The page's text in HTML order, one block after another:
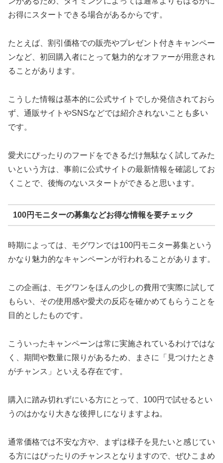
お得にスタートできる場合があるからです。
たとえば、割引価格での販売やプレゼント付きキャンペー
ンなど、初回購入者にとって魅力的なオファーが用意され
ることがあります。
こうした情報は基本的に公式サイトでしか発信されておら
ず、通販サイトやSNSなどでは紹介されないことも多い
です。
愛犬にぴったりのフードをできるだけ無駄なく試してみた
いという方は、事前に公式サイトの最新情報を確認してお
くことで、後悔のないスタートができると思います。
100円モニターの募集などお得な情報を要チェック
時期によっては、モグワンでは100円モニター募集という
かなり魅力的なキャンペーンが行われることがあります。
この企画は、モグワンをほんの少しの費用で実際に試して
もらい、その使用感や愛犬の反応を確かめてもらうことを
目的としたものです。
こういったキャンペーンは常に実施されているわけではな
く、期間や数量に限りがあるため、まさに「見つけたとき
がチャンス」といえる存在です。
購入に踏み切れずにいる方にとって、100円で試せるとい
うのはかなり大きな後押しになりますよね。
通常価格では不安な方や、まずは様子を見たいと感じてい
る方にはぴったりのチャンスとなりますので、ぜひこまめ